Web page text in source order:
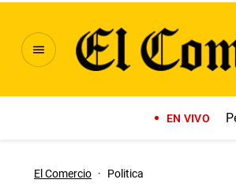
EN VIVO
El Comercio · Politica